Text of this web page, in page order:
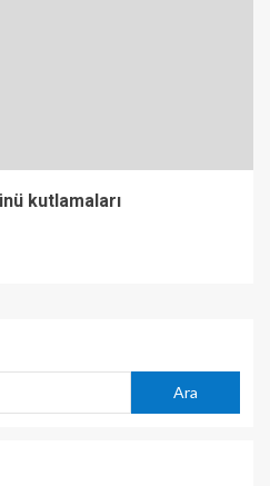
kutlamaları
Ara